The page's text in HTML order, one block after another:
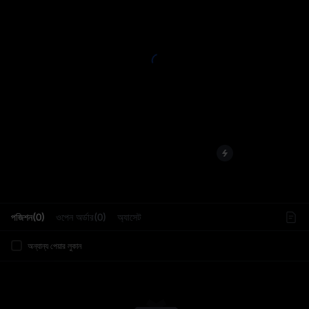
পজিশন(0) ওপেন অর্ডার(0) অ্যাসেট
অন্যান্য পেয়ার লুকান